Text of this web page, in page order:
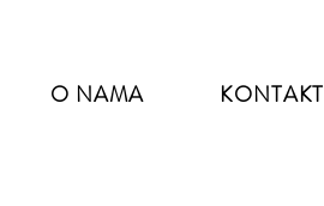
O NAMA KONTAKT